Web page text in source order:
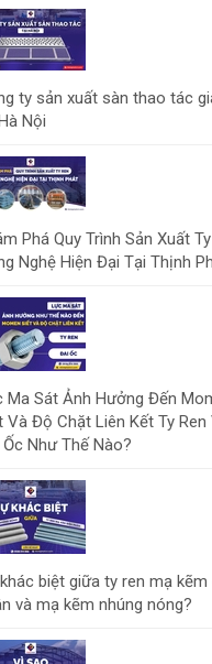
ty sản xuất sàn thao tác
Nội
Phá Quy Trình Sản Xuất
Nghệ Hiện Đại Tại Thịnh
Ma Sát Ảnh Hưởng Đến
Và Độ Chặt Liên Kết Ty Ren
Như Thế Nào?
biệt giữa ty ren mạ kẽm
và mạ kẽm nhúng nóng?